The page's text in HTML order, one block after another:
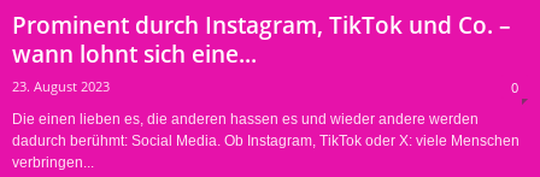
Prominent durch Instagram, TikTok und Co. –
wann lohnt sich eine...
23. August 2023 0
Die einen lieben es, die anderen hassen es und wieder andere werden
dadurch berühmt: Social Media. Ob Instagram, TikTok oder X: viele Menschen
verbringen...